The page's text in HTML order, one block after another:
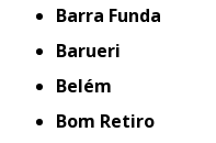
Barra Funda
Barueri
Belém
Bom Retiro